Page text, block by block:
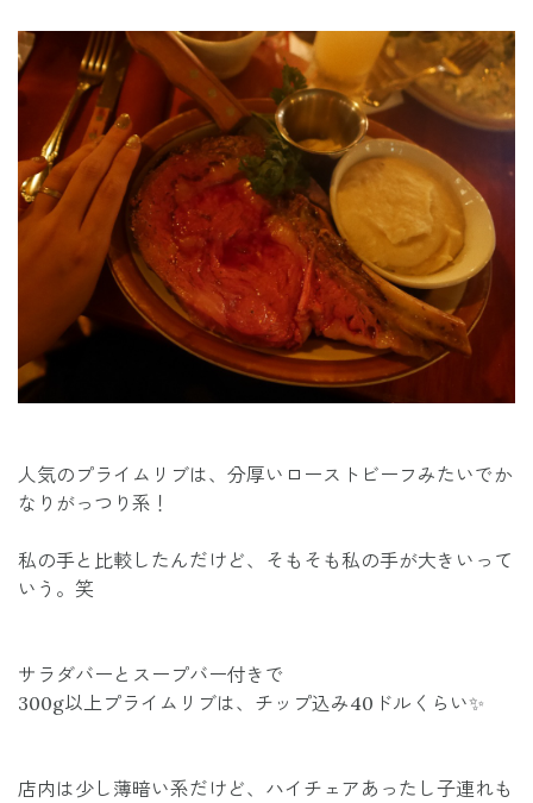
人気のプライムリブは、分厚いローストビーフみたいでか
なりがっつり系！
私の手と比較したんだけど、そもそも私の手が大きいって
いう。笑
サラダバーとスープバー付きで
300g以上プライムリブは、チップ込み40ドルくらい✨
店内は少し薄暗い系だけど、ハイチェアあったし子連れも